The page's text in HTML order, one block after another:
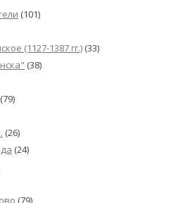
(101)
(1127-1387 гг.) (33)
(38)
(79)
(26)
(24)